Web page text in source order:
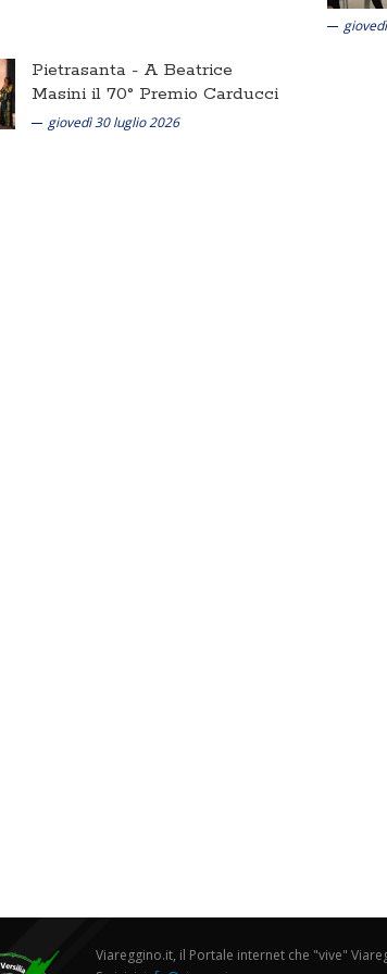
Pietrasanta - A Beatrice
Masini il 70° Premio Carducci
giovedì 30 luglio 2026
Viareggino.it, il Portale internet che "vive"